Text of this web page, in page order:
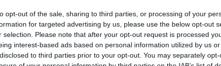
opt-out of the sale, sharing to third parties, or processing of your
for targeted advertising by us, please use the below opt-out
selection. Please note that after your opt-out request is processed
interest-based ads based on personal information utilized by us
to third parties prior to your opt-out. You may separately
todo el mundo pendiente. La gira europea ya